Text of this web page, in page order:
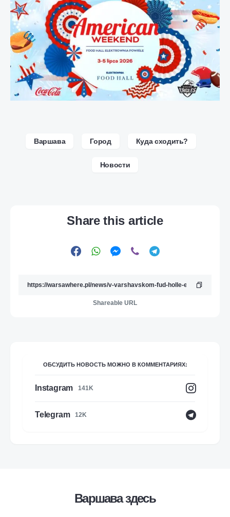
Варшава Город Куда сходить?
Новости
Share this article
Shareable URL
ОБСУДИТЬ НОВОСТЬ МОЖНО В КОММЕНТАРИЯХ:
Instagram 141K
Telegram 12K
Варшава здесь